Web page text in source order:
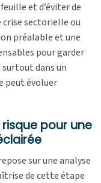
et d’éviter de
crise sectorielle ou
préalable et une
pour garder
dans un
peut évoluer
pour une
sur une analyse
de cette étape